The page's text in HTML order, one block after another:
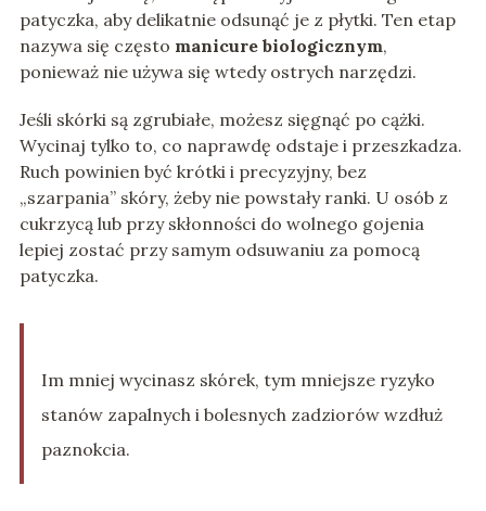
patyczka, aby delikatnie odsunąć je z płytki. Ten etap
nazywa się często manicure biologicznym,
ponieważ nie używa się wtedy ostrych narzędzi.
Jeśli skórki są zgrubiałe, możesz sięgnąć po cążki.
Wycinaj tylko to, co naprawdę odstaje i przeszkadza.
Ruch powinien być krótki i precyzyjny, bez
„szarpania” skóry, żeby nie powstały ranki. U osób z
cukrzycą lub przy skłonności do wolnego gojenia
lepiej zostać przy samym odsuwaniu za pomocą
patyczka.
Im mniej wycinasz skórek, tym mniejsze ryzyko
stanów zapalnych i bolesnych zadziorów wzdłuż
paznokcia.